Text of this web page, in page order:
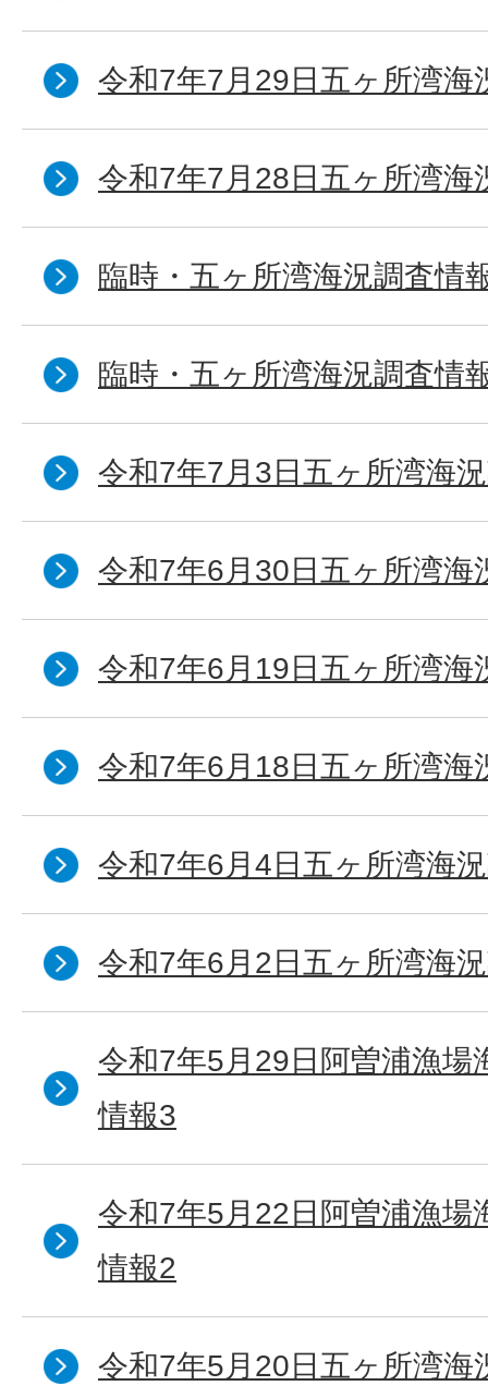
令和7年7月29日五ヶ所湾海
令和7年7月28日五ヶ所湾海
臨時・五ヶ所湾海況調査情
臨時・五ヶ所湾海況調査情
令和7年7月3日五ヶ所湾海
令和7年6月30日五ヶ所湾海
令和7年6月19日五ヶ所湾海
令和7年6月18日五ヶ所湾海
令和7年6月4日五ヶ所湾海
令和7年6月2日五ヶ所湾海
令和7年5月29日阿曽浦漁場
情報3
令和7年5月22日阿曽浦漁場
情報2
令和7年5月20日五ヶ所湾海